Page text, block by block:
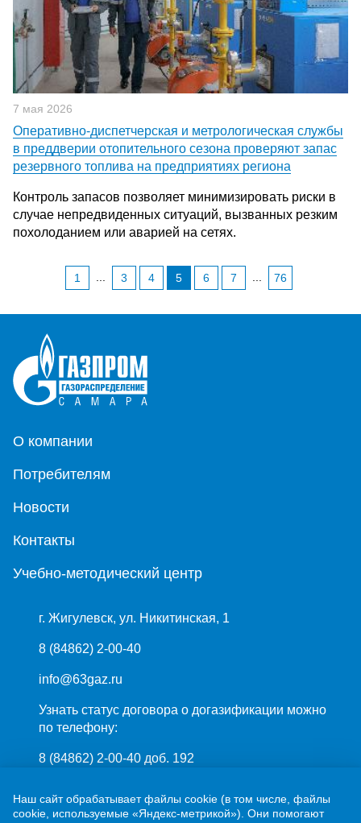
7 мая 2026
Оперативно-диспетчерская и метрологическая службы
в преддверии отопительного сезона проверяют запас
резервного топлива на предприятиях региона
Контроль запасов позволяет минимизировать риски в
случае непредвиденных ситуаций, вызванных резким
похолоданием или аварией на сетях.
1 3 4 5 6 7 76
О компании
Потребителям
Новости
Контакты
Учебно-методический центр
г. Жигулевск, ул. Никитинская, 1
8 (84862) 2-00-40
info@63gaz.ru
Узнать статус договора о догазификации можно
по телефону:
8 (84862) 2-00-40 доб. 192
Наш сайт обрабатывает файлы cookie (в том числе, файлы
cookie, используемые «Яндекс-метрикой»). Они помогают